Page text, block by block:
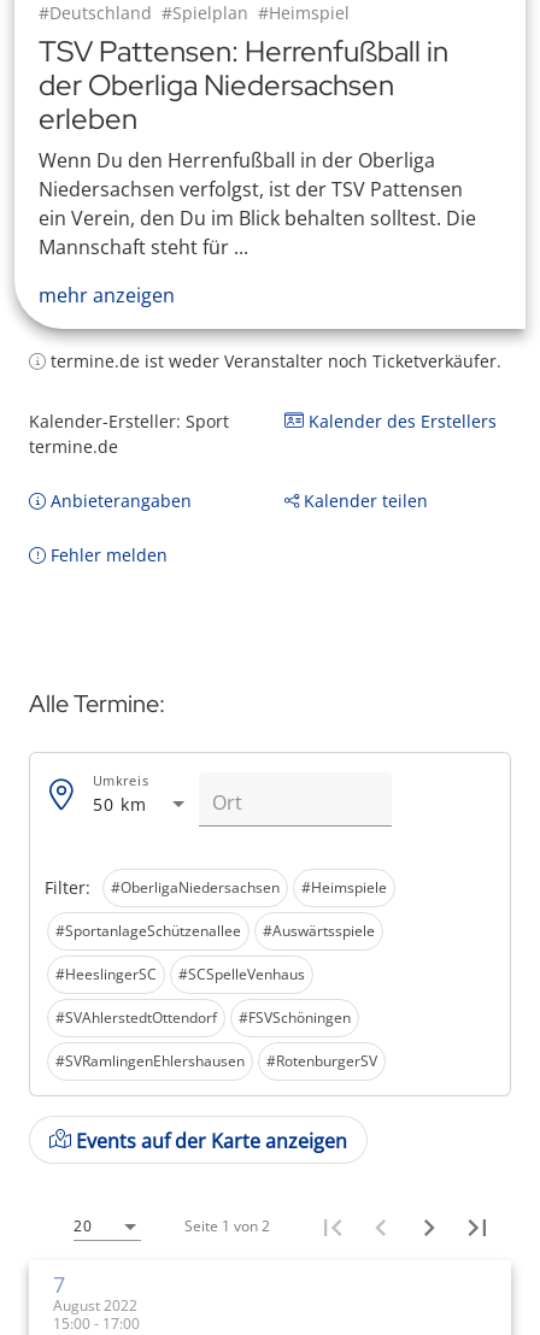
#Deutschland #Spielplan #Heimspiel
TSV Pattensen: Herrenfußball in
der Oberliga Niedersachsen
erleben
Wenn Du den Herrenfußball in der Oberliga
Niedersachsen verfolgst, ist der TSV Pattensen
ein Verein, den Du im Blick behalten solltest. Die
Mannschaft steht für ...
mehr anzeigen
termine.de ist weder Veranstalter noch Ticketverkäufer.
Kalender-Ersteller: Sport
termine.de
Kalender des Erstellers
Anbieterangaben Kalender teilen
Fehler melden
Alle Termine:
Filter: #OberligaNiedersachsen #Heimspiele
#SportanlageSchützenallee #Auswärtsspiele
#HeeslingerSC #SCSpelleVenhaus
#SVAhlerstedtOttendorf #FSVSchöningen
#SVRamlingenEhlershausen #RotenburgerSV
50 km
Umkreis
Events auf der Karte anzeigen
20 Seite 1 von 2
7
August 2022
15:00 - 17:00